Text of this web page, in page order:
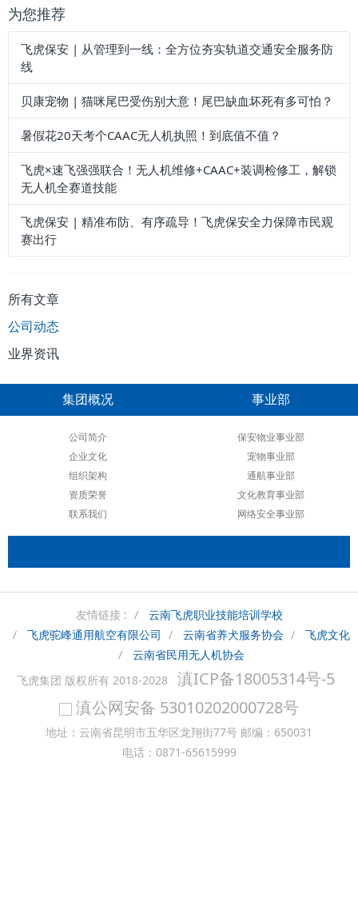
为您推荐
飞虎保安 | 从管理到一线：全方位夯实轨道交通安全服务防
线
贝康宠物 | 猫咪尾巴受伤别大意！尾巴缺血坏死有多可怕？
暑假花20天考个CAAC无人机执照！到底值不值？
飞虎×速飞强强联合！无人机维修+CAAC+装调检修工，解锁
无人机全赛道技能
飞虎保安 | 精准布防、有序疏导！飞虎保安全力保障市民观
赛出行
所有文章
公司动态
业界资讯
集团概况
公司简介
企业文化
组织架构
资质荣誉
联系我们
事业部
保安物业事业部
宠物事业部
通航事业部
文化教育事业部
网络安全事业部
友情链接 :
云南飞虎职业技能培训学校
飞虎驼峰通用航空有限公司
云南省养犬服务协会
飞虎文化
云南省民用无人机协会
飞虎集团 版权所有 2018-2028
滇ICP备18005314号-5
滇公网安备 53010202000728号
地址：云南省昆明市五华区龙翔街77号 邮编：650031
电话：0871-65615999